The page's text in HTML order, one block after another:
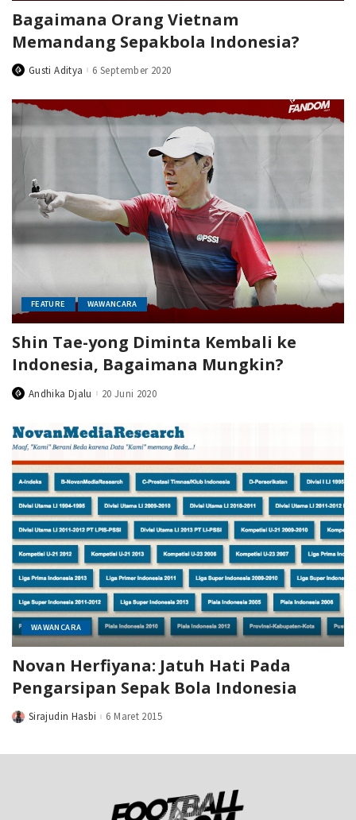
Bagaimana Orang Vietnam
Memandang Sepakbola Indonesia?
PostedGusti Aditya 6 September 2020
FEATURE WAWANCARA
Shin Tae-yong Diminta Kembali ke
Indonesia, Bagaimana Mungkin?
PostedAndhika Djalu 20 Juni 2020
WAWANCARA
Novan Herfiyana: Jatuh Hati Pada
Pengarsipan Sepak Bola Indonesia
PostedSirajudin Hasbi 6 Maret 2015